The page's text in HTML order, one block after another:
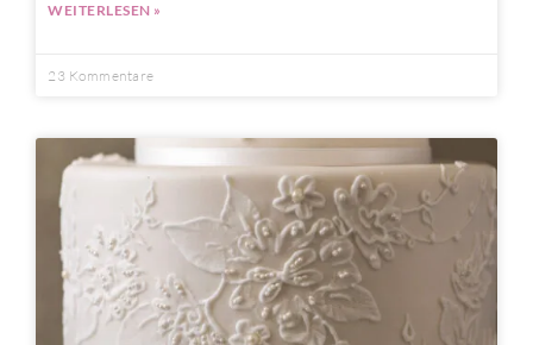
WEITERLESEN »
23 Kommentare